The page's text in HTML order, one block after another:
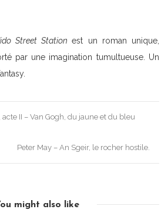
Street Stationest un roman unique,
par une imagination tumultueuse. Un
acte II – Van Gogh, du jaune et du bleu
Peter May – An Sgeir, le rocher hostile.
might also like